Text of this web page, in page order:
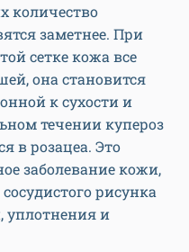
количество
заметнее. При
сетке кожа все
она становится
к сухости и
течении купероз
в розацеа. Это
заболевание кожи,
рисунка
уплотнения и